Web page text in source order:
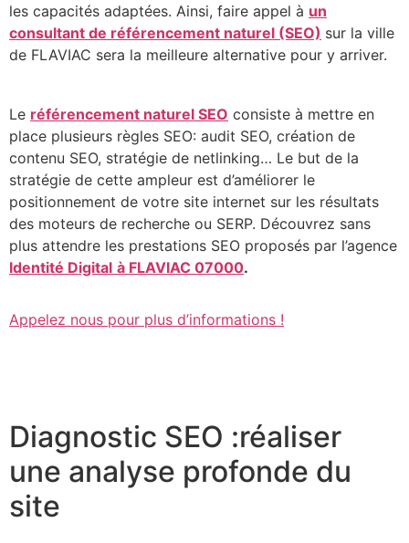
les capacités adaptées. Ainsi, faire appel à un
consultant de référencement naturel (SEO) sur la ville
de FLAVIAC sera la meilleure alternative pour y arriver.
Le référencement naturel SEO consiste à mettre en
place plusieurs règles SEO: audit SEO, création de
contenu SEO, stratégie de netlinking… Le but de la
stratégie de cette ampleur est d’améliorer le
positionnement de votre site internet sur les résultats
des moteurs de recherche ou SERP. Découvrez sans
plus attendre les prestations SEO proposés par l’agence
Identité Digital à FLAVIAC 07000.
Appelez nous pour plus d’informations !
Diagnostic SEO :réaliser
une analyse profonde du
site